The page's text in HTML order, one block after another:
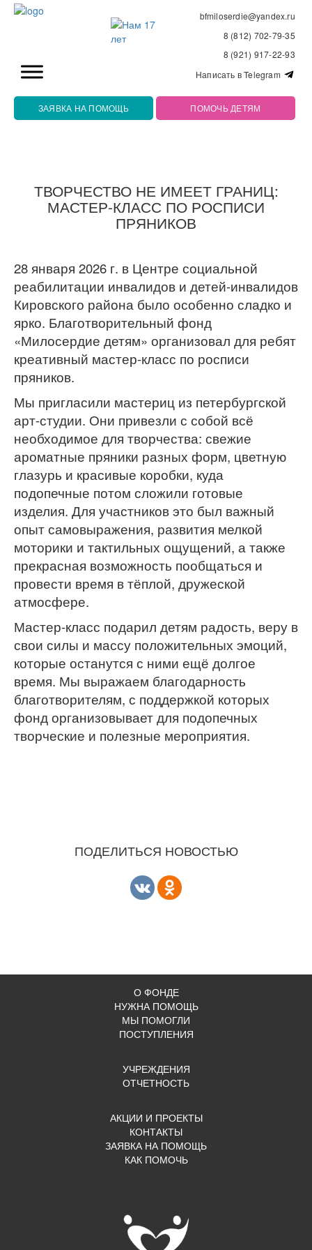
bfmiloserdie@yandex.ru
8 (812) 702-79-35
8 (921) 917-22-93
Написать в Telegram
ЗАЯВКА НА ПОМОЩЬ ПОМОЧЬ ДЕТЯМ
ТВОРЧЕСТВО НЕ ИМЕЕТ ГРАНИЦ:
МАСТЕР-КЛАСС ПО РОСПИСИ
ПРЯНИКОВ
28 января 2026 г. в Центре социальной
реабилитации инвалидов и детей-инвалидов
Кировского района было особенно сладко и
ярко. Благотворительный фонд
«Милосердие детям» организовал для ребят
креативный мастер-класс по росписи
пряников.
Мы пригласили мастериц из петербургской
арт-студии. Они привезли с собой всё
необходимое для творчества: свежие
ароматные пряники разных форм, цветную
глазурь и красивые коробки, куда
подопечные потом сложили готовые
изделия. Для участников это был важный
опыт самовыражения, развития мелкой
моторики и тактильных ощущений, а также
прекрасная возможность пообщаться и
провести время в тёплой, дружеской
атмосфере.
Мастер-класс подарил детям радость, веру в
свои силы и массу положительных эмоций,
которые останутся с ними ещё долгое
время. Мы выражаем благодарность
благотворителям, с поддержкой которых
фонд организовывает для подопечных
творческие и полезные мероприятия.
ПОДЕЛИТЬСЯ НОВОСТЬЮ
О ФОНДЕ
НУЖНА ПОМОЩЬ
МЫ ПОМОГЛИ
ПОСТУПЛЕНИЯ
УЧРЕЖДЕНИЯ
ОТЧЕТНОСТЬ
АКЦИИ И ПРОЕКТЫ
КОНТАКТЫ
ЗАЯВКА НА ПОМОЩЬ
КАК ПОМОЧЬ